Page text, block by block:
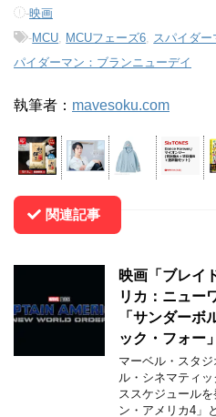
-映画
-MCU MCUフェーズ6 スパイダ
パイダーマン：ブランニューデイ
執筆者： mavesoku.com
関連記事
映画「ブレイ
リカ：ニュー
「サンダーボ
ック・フォー
マーベル・スタ
ル・シネマティ
ススケジュール
ン・アメリカ4」